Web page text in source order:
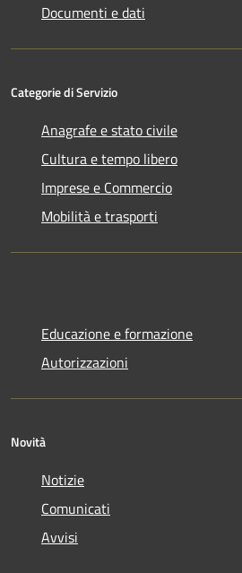
Documenti e dati
Categorie di Servizio
Anagrafe e stato civile
Cultura e tempo libero
Imprese e Commercio
Mobilità e trasporti
Educazione e formazione
Autorizzazioni
Novità
Notizie
Comunicati
Avvisi